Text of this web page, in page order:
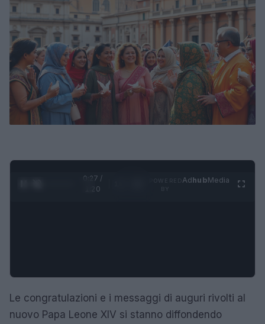
0:28 /
1:20
AdhubMedia
Le congratulazioni e i messaggi di auguri rivolti al
nuovo Papa Leone XIV si stanno diffondendo